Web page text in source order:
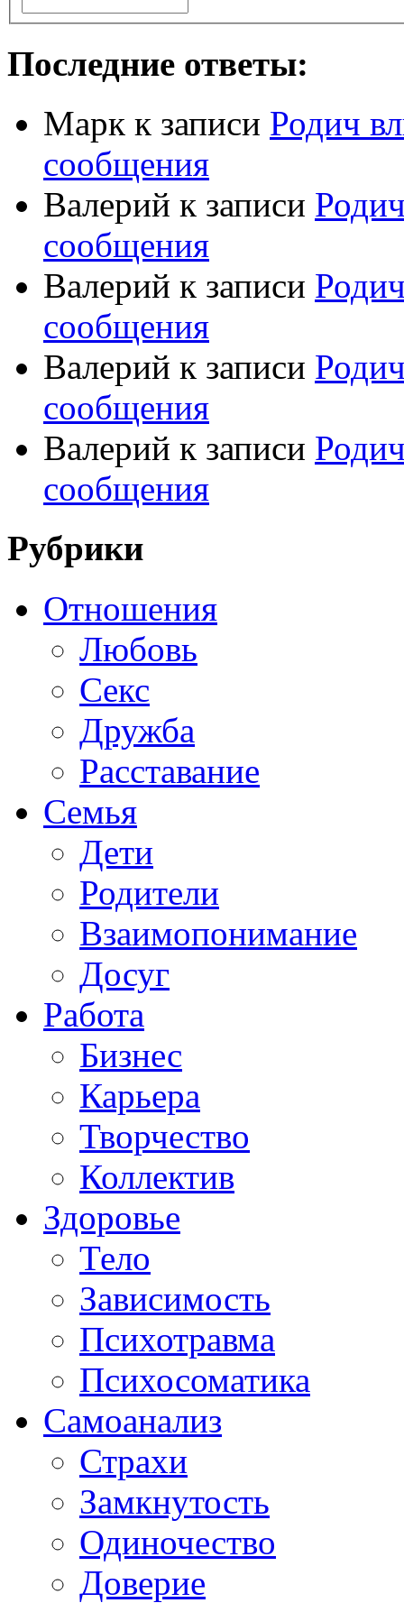
Последние ответы:
Марк к записи Родич
сообщения
Валерий к записи
сообщения
Валерий к записи
сообщения
Валерий к записи
сообщения
Валерий к записи
сообщения
Рубрики
Отношения
Любовь
Секс
Дружба
Расставание
Семья
Дети
Родители
Взаимопонимание
Досуг
Работа
Бизнес
Карьера
Творчество
Коллектив
Здоровье
Тело
Зависимость
Психотравма
Психосоматика
Самоанализ
Страхи
Замкнутость
Одиночество
Доверие